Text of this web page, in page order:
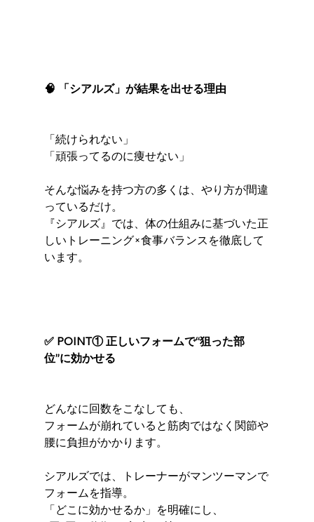
🧠 「シアルズ」が結果を出せる理由
「続けられない」
「頑張ってるのに痩せない」
そんな悩みを持つ方の多くは、やり方が間違
っているだけ。
『シアルズ』では、体の仕組みに基づいた正
しいトレーニング×食事バランスを徹底して
います。
✅ POINT① 正しいフォームで“狙った部
位”に効かせる
どんなに回数をこなしても、
フォームが崩れていると筋肉ではなく関節や
腰に負担がかかります。
シアルズでは、トレーナーがマンツーマンで
フォームを指導。
「どこに効かせるか」を明確にし、